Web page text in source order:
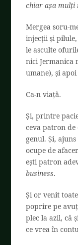
chiar așa mulți
Mergea soru-
injecții și
le asculte
nici Jermanica
umane), și
Ca-n viață.
Și, printre
ceva patron de
genul. Și,
ocupe de
ești patron
business.
Și or venit
poprire pe
plec la azil, că
ce vrea în